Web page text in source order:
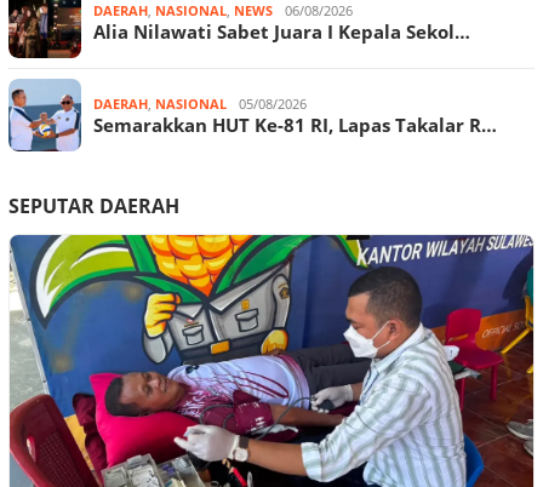
DAERAH, NASIONAL, NEWS 06/08/2026
Alia Nilawati Sabet Juara I Kepala Sekol…
DAERAH, NASIONAL 05/08/2026
Semarakkan HUT Ke-81 RI, Lapas Takalar R…
SEPUTAR DAERAH